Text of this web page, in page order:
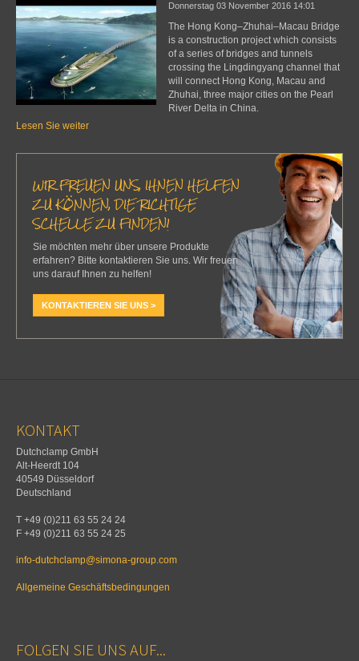
Donnerstag 03 November 2016 14:01
The Hong Kong–Zhuhai–Macau Bridge
is a construction project which consists
of a series of bridges and tunnels
crossing the Lingdingyang channel that
will connect Hong Kong, Macau and
Zhuhai, three major cities on the Pearl
River Delta in China.
Lesen Sie weiter
WIR FREUEN UNS, IHNEN HELFEN
ZU KÖNNEN, DIE RICHTIGE
SCHELLE ZU FINDEN!
Sie möchten mehr über unsere Produkte
erfahren? Bitte kontaktieren Sie uns. Wir freuen
uns darauf Ihnen zu helfen!
KONTAKTIEREN SIE UNS >
KONTAKT
Dutchclamp GmbH
Alt-Heerdt 104
40549 Düsseldorf
Deutschland
T +49 (0)211 63 55 24 24
F +49 (0)211 63 55 24 25
info-dutchclamp@simona-group.com
Allgemeine Geschäftsbedingungen
FOLGEN SIE UNS AUF...